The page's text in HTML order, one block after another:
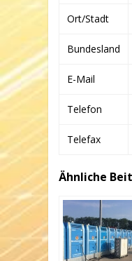
Ort/Stadt
Bundesland
E-Mail
Telefon
Telefax
Ähnliche